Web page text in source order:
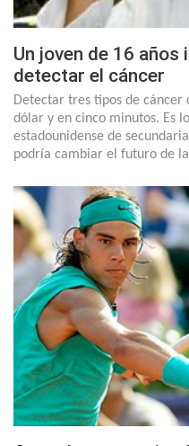
Un joven de 16 años
detectar el cáncer
Detectar tres tipos de cáncer
dólar y en cinco minutos. Es
estadounidense de
podría cambiar el futuro de